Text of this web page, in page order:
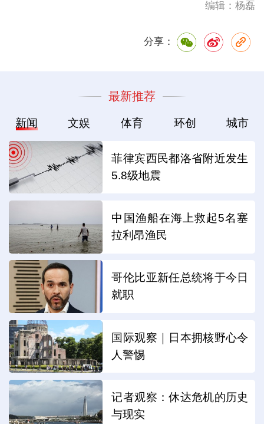
编辑：杨磊
分享：
最新推荐
新闻 文娱 体育 环创 城市
菲律宾西民都洛省附近发生
5.8级地震
中国渔船在海上救起5名塞
拉利昂渔民
哥伦比亚新任总统将于今日
就职
国际观察｜日本拥核野心令
人警惕
记者观察：休达危机的历史
与现实